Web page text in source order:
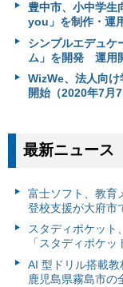
豊中市、小中学生
you」を制作・運
シンプルエデュケ
ム」を開発 運用
WizWe、法人向け
開始（2020年7月7
最新ニュース
富⼠ソフト、教育
登校支援が大府市
スタディポケット
「スタディポケ
AI 型ドリル搭載教
鹿児島県霧島市の